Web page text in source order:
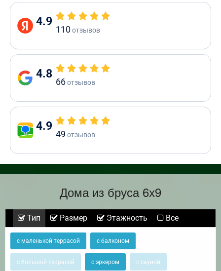
4.9
110отзывов
4.8
66отзывов
4.9
49 отзывов
Дома из бруса 6х9
Тип Размер Этажность Все
с маленькой террасой с балконом
с большой террасой с эркером с сауной